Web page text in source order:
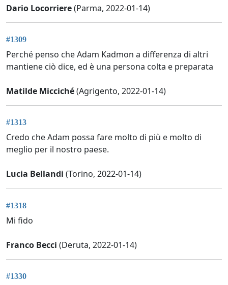
Dario Locorriere(Parma, 2022-01-14)
#1309
Perché penso che Adam Kadmon a differenza di altri
mantiene ciò dice, ed è una persona colta e preparata
Matilde Micciché(Agrigento, 2022-01-14)
#1313
Credo che Adam possa fare molto di più e molto di
meglio per il nostro paese.
Lucia Bellandi (Torino, 2022-01-14)
#1318
Mi fido
Franco Becci (Deruta, 2022-01-14)
#1330